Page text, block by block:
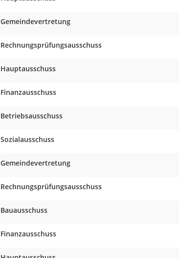
Gemeindevertretung
Rechnungsprüfungsausschuss
Hauptausschuss
Finanzausschuss
Betriebsausschuss
Sozialausschuss
Gemeindevertretung
Rechnungsprüfungsausschuss
Bauausschuss
Finanzausschuss